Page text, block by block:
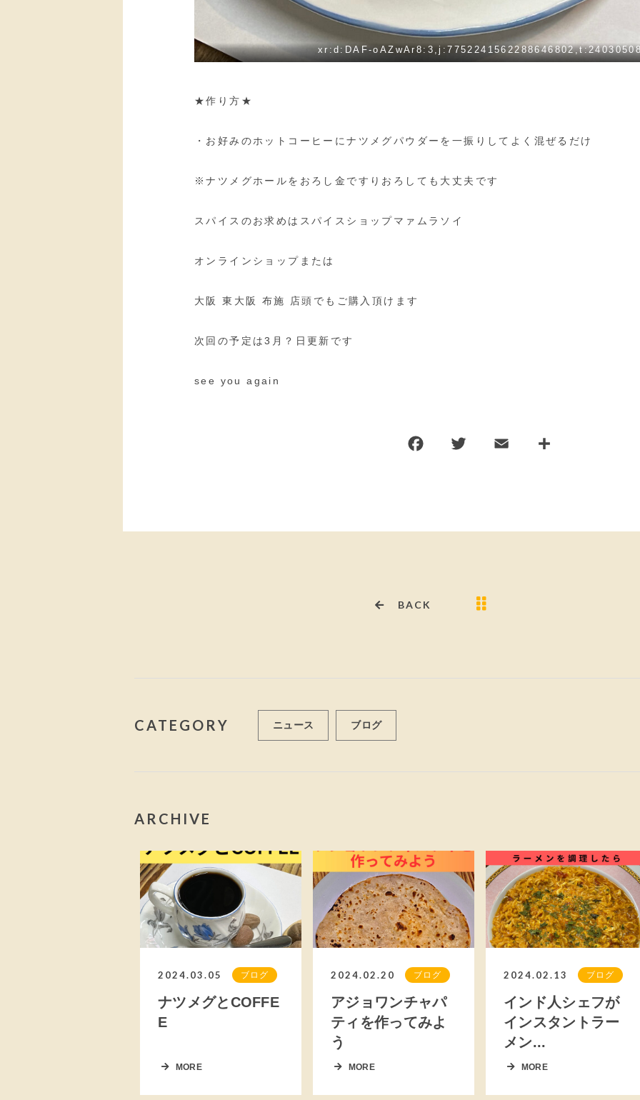
xr:d:DAF-
★作り方★
・お好みのホットコーヒーにナツメグパウダーを一振りしてよく混ぜるだけ
※ナツメグホールをおろし金ですりおろしても大丈夫です
スパイスのお求めはスパイスショップマァムラソイ
オンラインショップまたは
大阪 東大阪 布施 店頭でもご購入頂けます
次回の予定は3月？日更新です
see you again
BACK
CATEGORY ニュース ブログ
ARCHIVE
2024.03.05 ブログ
ナツメグとCOFFE
E
MORE
2024.02.20 ブログ
アジョワンチャパ
ティを作ってみよ
う
MORE
2024.02.13 ブログ
インド人シェフが
インスタントラー
メン...
MORE